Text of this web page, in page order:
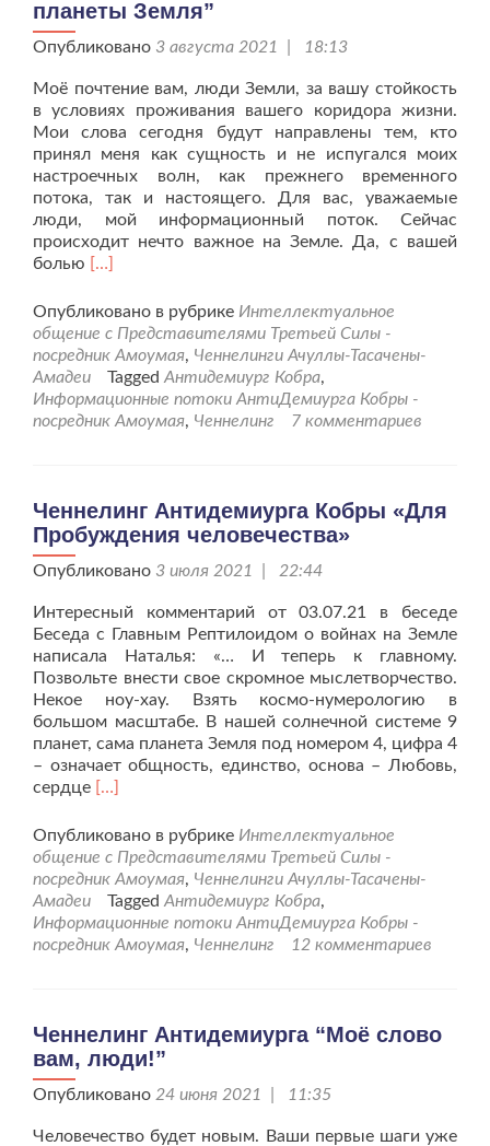
планеты Земля”
Опубликовано 3 августа 2021 | 18:13
Моё почтение вам, люди Земли, за вашу стойкость
в условиях проживания вашего коридора жизни.
Мои слова сегодня будут направлены тем, кто
принял меня как сущность и не испугался моих
настроечных волн, как прежнего временного
потока, так и настоящего. Для вас, уважаемые
люди, мой информационный поток. Сейчас
происходит нечто важное на Земле. Да, с вашей
болью Читать
проАнтидемиург
Кобра
“Послание
людям
планеты
Земля”
[…]
Опубликовано в рубрике Интеллектуальное
общение с Представителями Третьей Силы -
посредник Амоумая, Ченнелинги Ачуллы-Тасачены-
Амадеи
Tagged Антидемиург Кобра,
Информационные потоки АнтиДемиурга Кобры -
посредник Амоумая, Ченнелинг 7 комментариев
Ченнелинг Антидемиурга Кобры «Для
Пробуждения человечества»
Опубликовано 3 июля 2021 | 22:44
Интересный комментарий от 03.07.21 в беседе
Беседа с Главным Рептилоидом о войнах на Земле
написала Наталья: «… И теперь к главному.
Позвольте внести свое скромное мыслетворчество.
Некое ноу-хау. Взять космо-нумерологию в
большом масштабе. В нашей солнечной системе 9
планет, сама планета Земля под номером 4, цифра 4
– означает общность, единство, основа – Любовь,
сердце Читать
проЧеннелинг
Антидемиурга
Кобры
«Для
Пробуждения
человечества»
[…]
Опубликовано в рубрике Интеллектуальное
общение с Представителями Третьей Силы -
посредник Амоумая, Ченнелинги Ачуллы-Тасачены-
Амадеи
Tagged Антидемиург Кобра,
Информационные потоки АнтиДемиурга Кобры -
посредник Амоумая, Ченнелинг 12 комментариев
Ченнелинг Антидемиурга “Моё слово
вам, люди!”
Опубликовано 24 июня 2021 | 11:35
Человечество будет новым. Ваши первые шаги уже